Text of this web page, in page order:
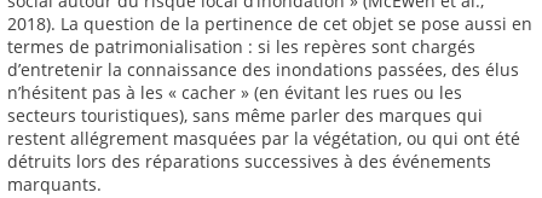
2018). La question de la pertinence de cet objet se pose aussi en
termes de patrimonialisation : si les repères sont chargés
d’entretenir la connaissance des inondations passées, des élus
n’hésitent pas à les « cacher » (en évitant les rues ou les
secteurs touristiques), sans même parler des marques qui
restent allégrement masquées par la végétation, ou qui ont été
détruits lors des réparations successives à des événements
marquants.